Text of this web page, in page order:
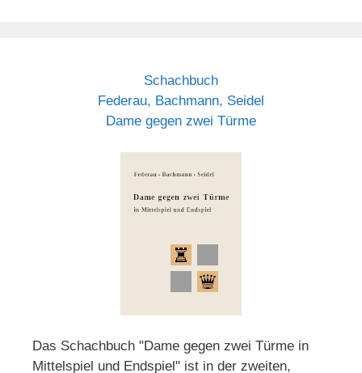
Schachbuch
Federau, Bachmann, Seidel
Dame gegen zwei Türme
Das Schachbuch "Dame gegen zwei Türme in
Mittelspiel und Endspiel" ist in der zweiten,